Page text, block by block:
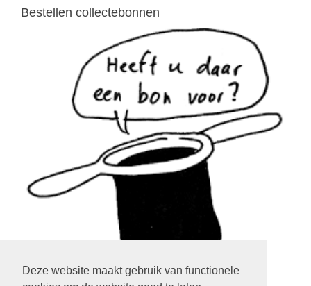
Deze website maakt gebruik van functionele
Bestellen collectebonnen